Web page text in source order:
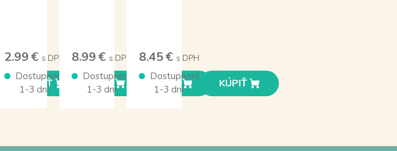
KÚPIŤ
2.99 € s DPH
Dostupnosť
1-3 dní
KÚPIŤ
8.99 € s DPH
Dostupnosť
1-3 dní
KÚPIŤ
8.45 € s DPH
Dostupnosť
1-3 dní
KÚPIŤ